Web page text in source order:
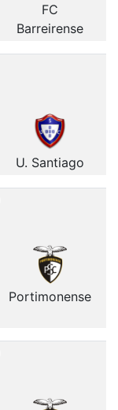
FC
Barreirense
U. Santiago
Portimonense